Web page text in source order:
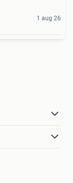
1 aug 26